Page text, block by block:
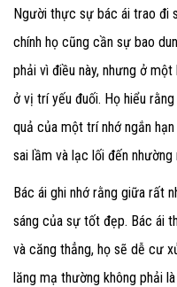
Người thực sự bác ái trao đi
chính họ cũng cần sự bao
phải vì điều này, nhưng ở
ở vị trí yếu đuối. Họ hiểu
quả của một trí nhớ ngắn
sai lầm và lạc lối đến nhường
Bác ái ghi nhớ rằng giữa rất
sáng của sự tốt đẹp. Bác ái
và căng thẳng, họ sẽ dễ cư
lăng mạ thường không phải